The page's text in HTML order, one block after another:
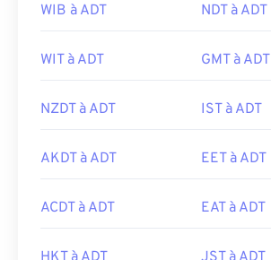
WIB à ADT NDT à ADT
WIT à ADT GMT à ADT
NZDT à ADT IST à ADT
AKDT à ADT EET à ADT
ACDT à ADT EAT à ADT